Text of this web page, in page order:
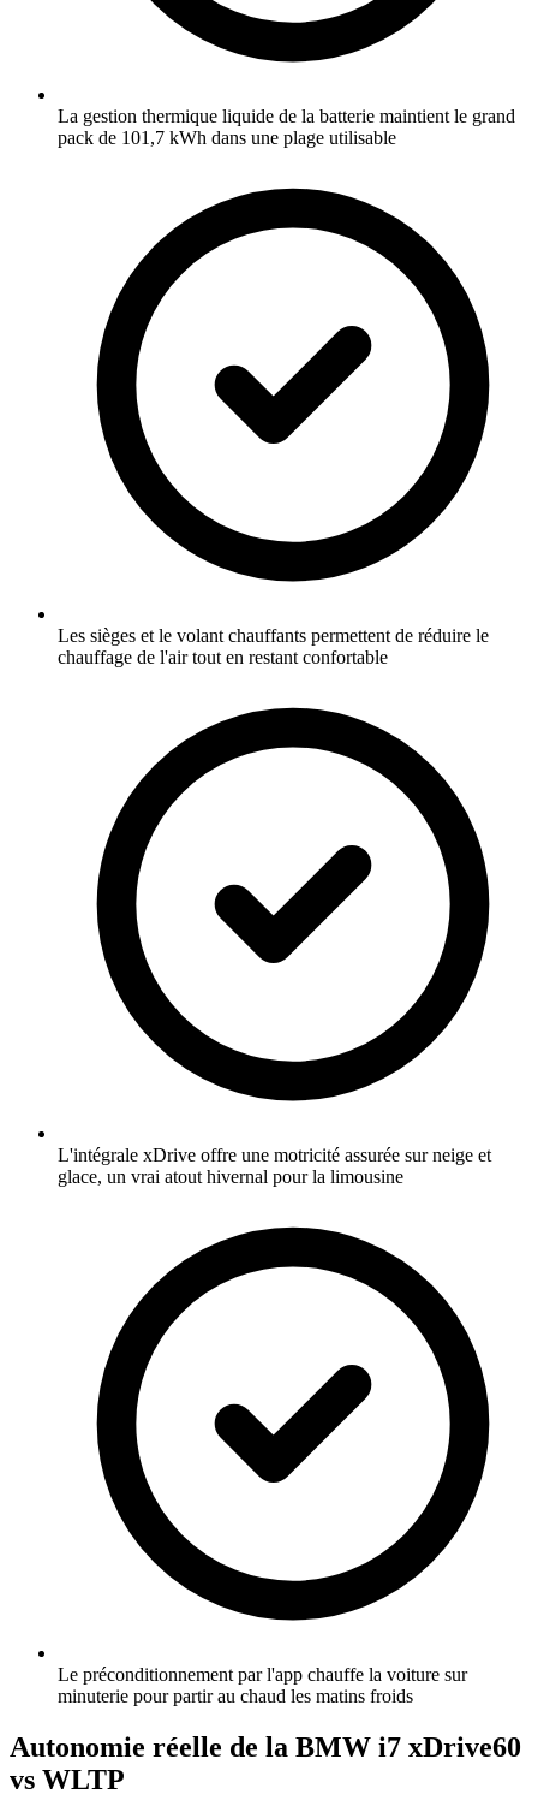
La gestion thermique liquide de la batterie maintient le grand
pack de 101,7 kWh dans une plage utilisable
Les sièges et le volant chauffants permettent de réduire le
chauffage de l'air tout en restant confortable
L'intégrale xDrive offre une motricité assurée sur neige et
glace, un vrai atout hivernal pour la limousine
Le préconditionnement par l'app chauffe la voiture sur
minuterie pour partir au chaud les matins froids
Autonomie réelle de la BMW i7 xDrive60
vs WLTP